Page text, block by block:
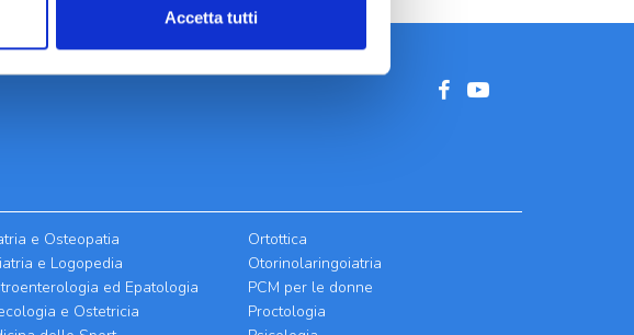
Accetta tutti
e Osteopatia
e Logopedia
ed Epatologia
e Ostetricia
Ortottica
Otorinolaringoiatria
PCM per le donne
Proctologia